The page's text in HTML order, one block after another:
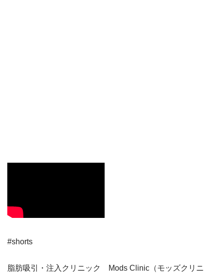
#shorts
脂肪吸引・注入クリニック Mods Clinic（モッズクリニ